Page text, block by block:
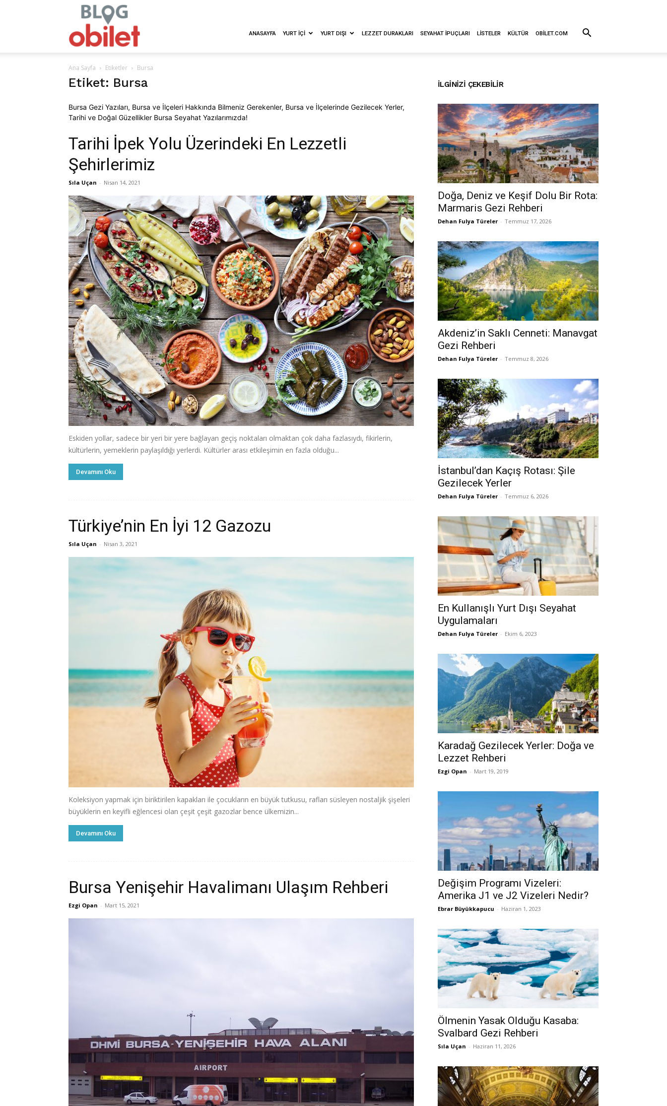
–
ANASAYFA YURT İÇI YURT DIŞI LEZZET DURAKLARI SEYAHAT İPUÇLARI LISTELER KÜLTÜR OBILET.COM
Ana Sayfa Etiketler Bursa
Etiket: Bursa
Bursa Gezi Yazıları, Bursa ve İlçeleri Hakkında Bilmeniz Gerekenler, Bursa ve İlçelerinde Gezilecek Yerler,
Tarihi ve Doğal Güzellikler Bursa Seyahat Yazılarımızda!
Tarihi İpek Yolu Üzerindeki En Lezzetli
Şehirlerimiz
Sıla Uçan - Nisan 14, 2021
Eskiden yollar, sadece bir yeri bir yere bağlayan geçiş noktaları olmaktan çok daha fazlasıydı, fikirlerin,
kültürlerin, yemeklerin paylaşıldığı yerlerdi. Kültürler arası etkileşimin en fazla olduğu...
Devamını Oku
Türkiye’nin En İyi 12 Gazozu
Sıla Uçan - Nisan 3, 2021
Koleksiyon yapmak için biriktirilen kapakları ile çocukların en büyük tutkusu, rafları süsleyen nostaljik şişeleri
büyüklerin en keyifli eğlencesi olan çeşit çeşit gazozlar bence ülkemizin...
Devamını Oku
Bursa Yenişehir Havalimanı Ulaşım Rehberi
Ezgi Opan - Mart 15, 2021
İLGINIZI ÇEKEBILIR
Doğa, Deniz ve Keşif Dolu Bir Rota:
Marmaris Gezi Rehberi
Dehan Fulya Türeler - Temmuz 17, 2026
Akdeniz’in Saklı Cenneti: Manavgat
Gezi Rehberi
Dehan Fulya Türeler - Temmuz 8, 2026
İstanbul’dan Kaçış Rotası: Şile
Gezilecek Yerler
Dehan Fulya Türeler - Temmuz 6, 2026
En Kullanışlı Yurt Dışı Seyahat
Uygulamaları
Dehan Fulya Türeler - Ekim 6, 2023
Karadağ Gezilecek Yerler: Doğa ve
Lezzet Rehberi
Ezgi Opan - Mart 19, 2019
Değişim Programı Vizeleri:
Amerika J1 ve J2 Vizeleri Nedir?
Ebrar Büyükkapucu - Haziran 1, 2023
Ölmenin Yasak Olduğu Kasaba:
Svalbard Gezi Rehberi
Sıla Uçan - Haziran 11, 2026